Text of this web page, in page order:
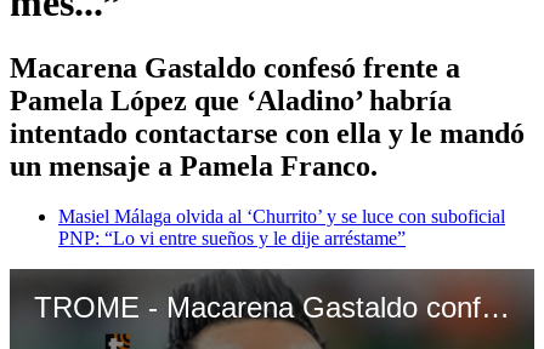
Macarena Gastaldo confesó frente a
Pamela López que ‘Aladino’ habría
intentado contactarse con ella y le mandó
un mensaje a Pamela Franco.
Masiel Málaga olvida al ‘Churrito’ y se luce con suboficial
PNP: “Lo vi entre sueños y le dije arréstame”
TROME - Macarena Gastaldo confiesa que Christian Cueva intentó comunicarse con ella: “Hace un mes...”